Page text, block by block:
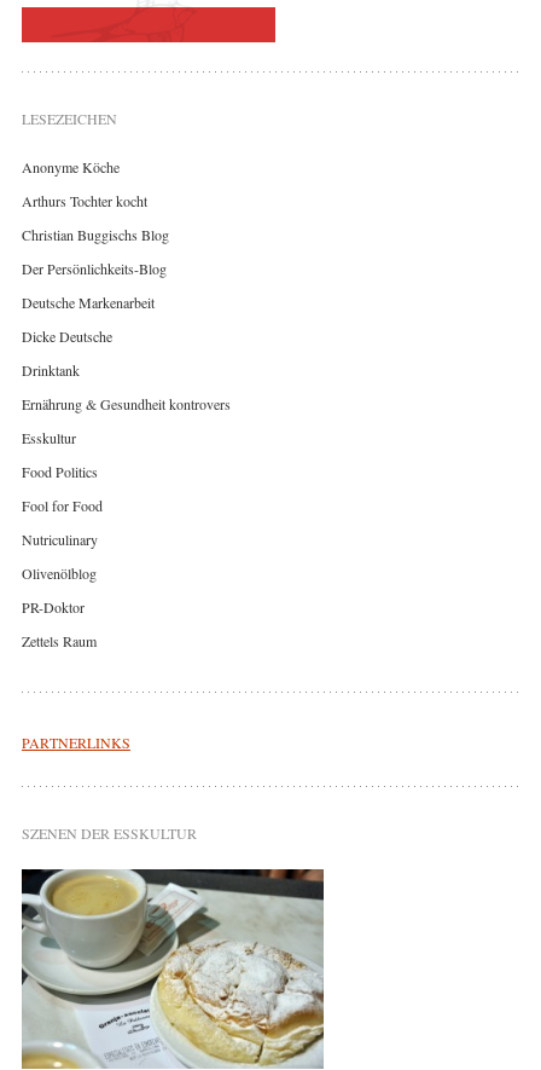
LESEZEICHEN
Anonyme Köche
Arthurs Tochter kocht
Christian Buggischs Blog
Der Persönlichkeits-Blog
Deutsche Markenarbeit
Dicke Deutsche
Drinktank
Ernährung & Gesundheit kontrovers
Esskultur
Food Politics
Fool for Food
Nutriculinary
Olivenölblog
PR-Doktor
Zettels Raum
PARTNERLINKS
SZENEN DER ESSKULTUR